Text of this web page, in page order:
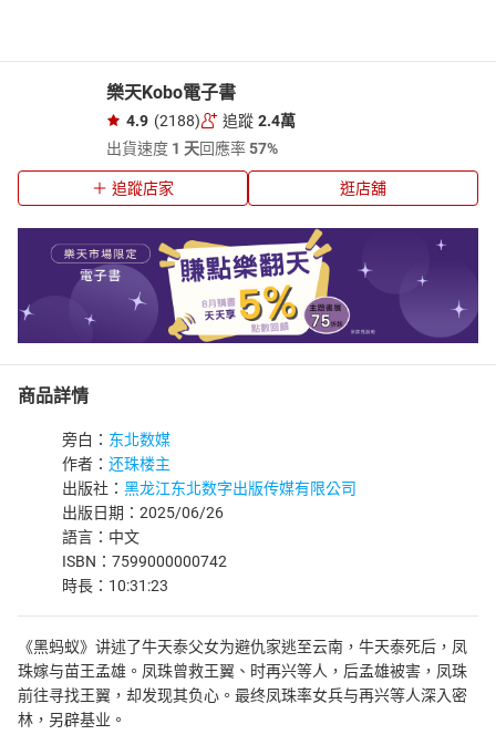
樂天Kobo電子書
4.9 (2188) 追蹤 2.4萬
出貨速度 1 天回應率57%
追蹤店家 逛店舖
商品詳情
旁白： 东北数媒
作者： 还珠楼主
出版社： 黑龙江东北数字出版传媒有限公司
出版日期：2025/06/26
語言：中文
ISBN：7599000000742
時長：10:31:23
《黑蚂蚁》讲述了牛天泰父女为避仇家逃至云南，牛天泰死后，凤
珠嫁与苗王孟雄。凤珠曾救王翼、时再兴等人，后孟雄被害，凤珠
前往寻找王翼，却发现其负心。最终凤珠率女兵与再兴等人深入密
林，另辟基业。